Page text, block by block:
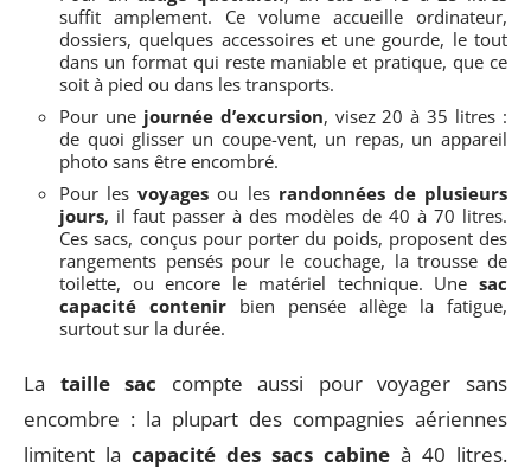
suffit amplement. Ce volume accueille ordinateur,
dossiers, quelques accessoires et une gourde, le tout
dans un format qui reste maniable et pratique, que ce
soit à pied ou dans les transports.
Pour une journée d’excursion, visez 20 à 35 litres :
de quoi glisser un coupe-vent, un repas, un appareil
photo sans être encombré.
Pour lesvoyages ou les randonnées de plusieurs
jours, il faut passer à des modèles de 40 à 70 litres.
Ces sacs, conçus pour porter du poids, proposent des
rangements pensés pour le couchage, la trousse de
toilette, ou encore le matériel technique. Une sac
capacité contenir bien pensée allège la fatigue,
surtout sur la durée.
La taille sac compte aussi pour voyager sans
encombre : la plupart des compagnies aériennes
limitent la capacité des sacs cabine à 40 litres.